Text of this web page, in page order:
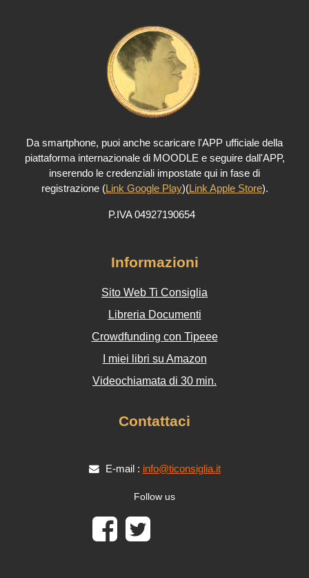
Da smartphone, puoi anche scaricare l'APP ufficiale della
piattaforma internazionale di MOODLE e seguire dall'APP,
inserendo le credenziali impostate qui in fase di
registrazione (Link Google Play)(Link Apple Store).
P.IVA 04927190654
Informazioni
Sito Web Ti Consiglia
Libreria Documenti
Crowdfunding con Tipeee
I miei libri su Amazon
Videochiamata di 30 min.
Contattaci
E-mail : info@ticonsiglia.it
Follow us